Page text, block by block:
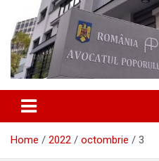
Home 2022 octombrie 3